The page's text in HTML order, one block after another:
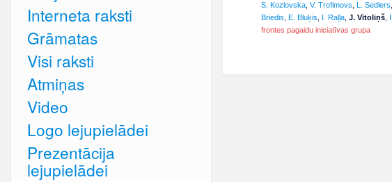
S. Kozlovska, V. Trofimovs L. Sedlers
Briedis
E. Bluķis I. Raļļa, J. Vītoliņš,
frontes pagaidu iniciatīvas grupa
Interneta raksti
Grāmatas
Visi raksti
Atmiņas
Video
Logo lejupielādei
Prezentācija
lejupielādei